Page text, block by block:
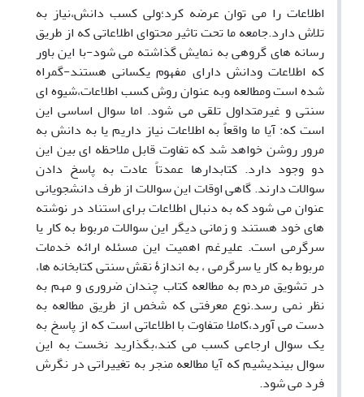
اطلاعات را می توان عرضه کرد؛ولی کسب دانش،نیاز به
تلاش دارد.جامعه ما تحت تاثیر محتوای اطلاعاتی که از طریق
رسانه های گروهی به نمایش گذاشته می شود-با این باور
که اطلاعات ودانش دارای مفهوم یکسانی هستند-گمراه
شده است ومطالعه وبه عنوان روش کسب اطلاعات،شیوه ای
سنتی و غیرمتداول تلقی می شود. اما سوال اساسی این
است که: آیا ما واقعاً به اطلاعات نیاز داریم یا به دانش به
مرور روشن خواهد شد که تفاوت قابل ملاحظه ای بین این
دو وجود دارد. کتابدارها عمدتاً عادت به پاسخ دادن
سوالات دارند. گاهی اوقات این سوالات از طرف دانشجویانی
عنوان می شود که به دنبال اطلاعات برای استناد در نوشته
های خود هستند و زمانی دیگر این سوالات مربوط به کار یا
سرگرمی است. علیرغم اهمیت این مسئله ارائه خدمات
مربوط به کار یا سرگرمی ، به اندازۀ نقش سنتی کتابخانه ها،
در تشویق مردم به مطالعه کتاب چندان ضروری و مهم به
نظر نمی رسد.نوع معرفتی که شخص از طریق مطالعه به
دست می آورد،کاملا متفاوت با اطلاعاتی است که از پاسخ به
یک سوال ارجاعی کسب می کند،بگذارید نخست به این
سوال بیندیشیم که آیا مطالعه منجر به تغییراتی در نگرش
فرد می شود.